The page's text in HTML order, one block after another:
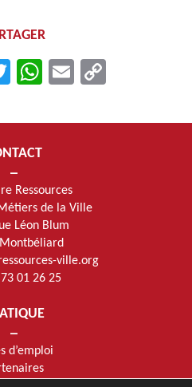
TwitterWhatsApp
Email
Ressources
de la Ville
Léon Blum
ville.org
01 26 25
d’emploi